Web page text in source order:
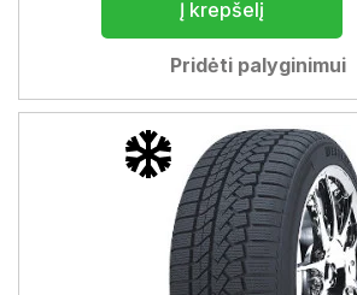
Į krepšelį
Pridėti palyginimui